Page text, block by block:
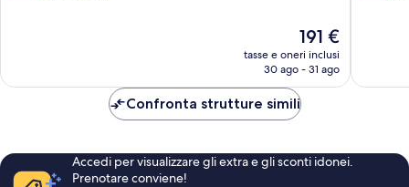
Il
prezzo
attuale
191 €
191 €
tasse e oneri inclusi
30 ago - 31 ago
Confronta strutture simili
Accedi per visualizzare gli extra e gli sconti idonei.
Prenotare conviene!